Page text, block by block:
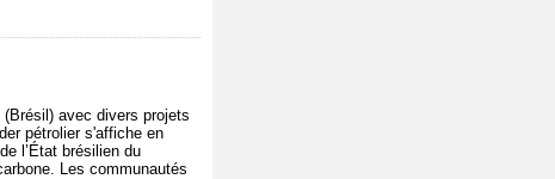
avec divers projets
pétrolier s'affiche en
l’État brésilien du
Les communautés